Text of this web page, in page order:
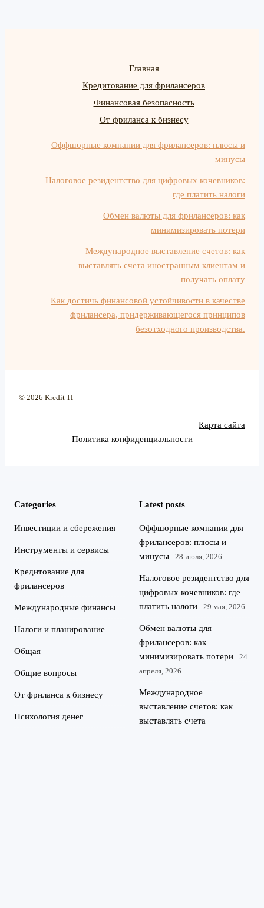
Главная
Кредитование для фрилансеров
Финансовая безопасность
От фриланса к бизнесу
Оффшорные компании для фрилансеров: плюсы и
минусы
Налоговое резидентство для цифровых кочевников:
где платить налоги
Обмен валюты для фрилансеров: как
минимизировать потери
Международное выставление счетов: как
выставлять счета иностранным клиентам и
получать оплату
Как достичь финансовой устойчивости в качестве
фрилансера, придерживающегося принципов
безотходного производства.
© 2026 Kredit-IT
Карта сайта
Политика конфиденциальности
Categories
Инвестиции и сбережения
Инструменты и сервисы
Кредитование для
фрилансеров
Международные финансы
Налоги и планирование
Общая
Общие вопросы
От фриланса к бизнесу
Психология денег
Latest posts
Оффшорные компании для
фрилансеров: плюсы и
минусы
28 июля, 2026
Налоговое резидентство для
цифровых кочевников: где
платить налоги
29 мая, 2026
Обмен валюты для
фрилансеров: как
минимизировать потери
24
апреля, 2026
Международное
выставление счетов: как
выставлять счета